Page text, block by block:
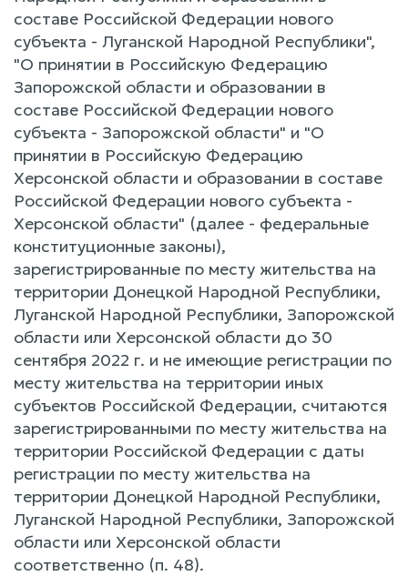
составе Российской Федерации нового
субъекта - Луганской Народной Республики",
"О принятии в Российскую Федерацию
Запорожской области и образовании в
составе Российской Федерации нового
субъекта - Запорожской области" и "О
принятии в Российскую Федерацию
Херсонской области и образовании в составе
Российской Федерации нового субъекта -
Херсонской области" (далее - федеральные
конституционные законы),
зарегистрированные по месту жительства на
территории Донецкой Народной Республики,
Луганской Народной Республики, Запорожской
области или Херсонской области до 30
сентября 2022 г. и не имеющие регистрации по
месту жительства на территории иных
субъектов Российской Федерации, считаются
зарегистрированными по месту жительства на
территории Российской Федерации с даты
регистрации по месту жительства на
территории Донецкой Народной Республики,
Луганской Народной Республики, Запорожской
области или Херсонской области
соответственно (п. 48).